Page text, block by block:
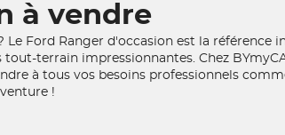
à vendre
Ford Ranger d'occasion est la référence
terrain impressionnantes. Chez
à tous vos besoins professionnels
!